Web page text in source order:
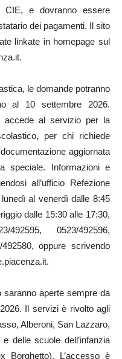
e dovranno essere
dei pagamenti. Il sito
linkate in homepage sul
le domande potranno
al 10 settembre 2026.
accede al servizio per la
per chi richiede
aggiornata
speciale. Informazioni e
all’ufficio Refezione
al venerdì dalle 8:45
dalle 15:30 alle 17:30,
0523/492596,
oppure scrivendo
aperte sempre da
Il servizi è rivolto agli
Alberoni, San Lazzaro,
delle scuole dell’infanzia
Borghetto). L’accesso è